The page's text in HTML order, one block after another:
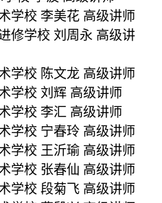
学校 李美花 高级讲师
修学校 刘周永 高级讲
学校 陈文龙 高级讲师
学校 刘辉 高级讲师
学校 李汇 高级讲师
学校 宁春玲 高级讲师
学校 王沂瑜 高级讲师
学校 张春仙 高级讲师
学校 段菊飞 高级讲师